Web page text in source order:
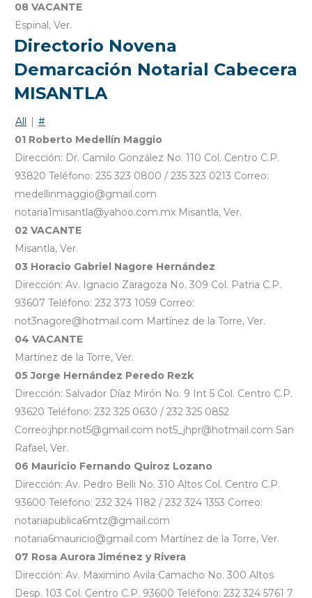
08 VACANTE
Espinal, Ver.
Directorio Novena
Demarcación Notarial Cabecera
MISANTLA
All | #
01 Roberto Medellín Maggio
Dirección: Dr. Camilo González No. 110 Col. Centro C.P.
93820 Teléfono: 235 323 0800 / 235 323 0213 Correo:
medellinmaggio@gmail.com
notaria1misantla@yahoo.com.mx Misantla, Ver.
02 VACANTE
Misantla, Ver.
03 Horacio Gabriel Nagore Hernández
Dirección: Av. Ignacio Zaragoza No. 309 Col. Patria C.P.
93607 Teléfono: 232 373 1059 Correo:
not3nagore@hotmail.com Martínez de la Torre, Ver.
04 VACANTE
Martínez de la Torre, Ver.
05 Jorge Hernández Peredo Rezk
Dirección: Salvador Díaz Mirón No. 9 Int 5 Col. Centro C.P.
93620 Teléfono: 232 325 0630 / 232 325 0852
Correo:jhpr.not5@gmail.com not5_jhpr@hotmail.com San
Rafael, Ver.
06 Mauricio Fernando Quiroz Lozano
Dirección: Av. Pedro Belli No. 310 Altos Col. Centro C.P.
93600 Teléfono: 232 324 1182 / 232 324 1353 Correo:
notariapublica6mtz@gmail.com
notaria6mauricio@gmail.com Martínez de la Torre, Ver.
07 Rosa Aurora Jiménez y Rivera
Dirección: Av. Maximino Avila Camacho No. 300 Altos
Desp. 103 Col. Centro C.P. 93600 Teléfono: 232 324 5761 7